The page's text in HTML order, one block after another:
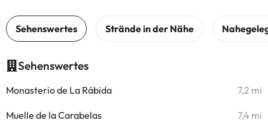
Sehenswertes
Monasterio de La Rábida 7,2 mi
Muelle de la Carabelas 7,4 mi